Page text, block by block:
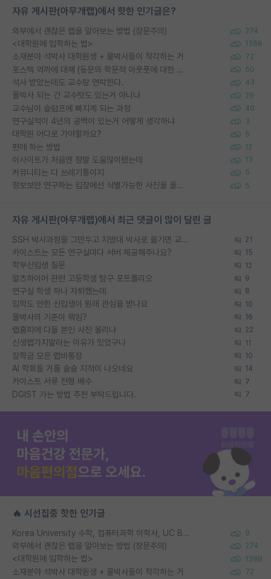
자유 게시판(아무개랩)에서 핫한 인기글은?
외부에서 괜찮은 랩을 알아보는 방법 (장문주의) 274
<대학원에 입학하는 법> 1388
소재분야 석박사 대학원생 + 물박사들이 착각하는 거 72
포스텍 억까에 대해 (동문의 학문적 아웃풋에 대한 반박) 50
석사 받았는데도 교수랑 연락한다. 43
물박사 되는 건 교수탓도 있는거 아니냐 29
교수님이 슬럼프에 빠지게 되는 과정 40
연구실적이 4년의 공백이 있는거 어떻게 생각하냐 3
대학원 어디로 가야할까요? 5
편애 하는 방법 12
이사이트가 처음엔 정말 도움많이됐는데 13
커뮤니티는 다 쓰레기통이지 5
정보보안 연구하는 입장에선 식별가능한 사진을 올리는건 비추이긴함 5
자유 게시판(아무개랩)에서 최근 댓글이 많이 달린 글
SSH 박사과정을 그만두고 지방대 박사로 옮기면 교수의 꿈은 끝일까요? 21
카이스트는 모든 연구실마다 서버 제공해주나요? 15
학부신입생 질문 12
알츠하이머 관련 고등학생 탐구 포트폴리오 9
연구실 학생 하나 자퇴했는데 8
입학도 안한 신입생이 원래 관심을 받나요 10
물박사의 기준이 뭐임? 16
랩홈피에 다들 본인 사진 올리냐 22
신생랩가지말라는 이유가 있었구나 11
장학금 모은 랩비통장 10
AI 학회들 거품 슬슬 지적이 나오네요 14
카이스트 서류 전형 배수 7
DGIST 가는 방법 추천 부탁드립니다. 7
🔥 시선집중 핫한 인기글
Korea University 수학, 컴퓨터과학 이학사, UC Berkeley 산업공학 대학원 공학박사가 되는 것은 쉽지 않겠죠? 9
외부에서 괜찮은 랩을 알아보는 방법 (장문주의) 274
<대학원에 입학하는 법> 1388
소재분야 석박사 대학원생 + 물박사들이 착각하는 거 72